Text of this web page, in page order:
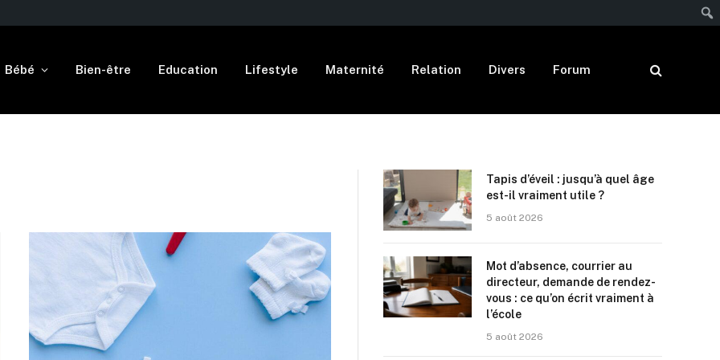
Bébé Bien-être Education Lifestyle Maternité Relation Divers Forum
Tapis d’éveil : jusqu’à quel âge
est-il vraiment utile ?
5 août 2026
Mot d’absence, courrier au
directeur, demande de rendez-
vous : ce qu’on écrit vraiment à
l’école
5 août 2026